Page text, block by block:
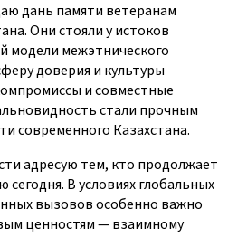
дань памяти ветеранам
Они стояли у истоков
модели межэтнического
доверия и культуры
и совместные
стали прочным
современного Казахстана.
адресую тем, кто продолжает
В условиях глобальных
вызовов особенно важно
ценностям — взаимному